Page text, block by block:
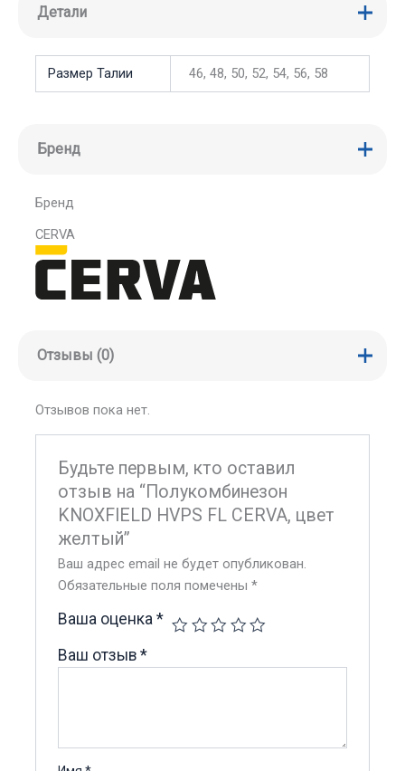
Детали
Размер Талии 46, 48, 50, 52, 54, 56, 58
Бренд
Бренд
CERVA
Отзывы (0)
Отзывов пока нет.
Будьте первым, кто оставил
отзыв на “Полукомбинезон
KNOXFIELD HVPS FL CERVA, цвет
желтый”
Ваш адрес email не будет опубликован.
Обязательные поля помечены*
Ваша оценка*
Ваш отзыв*